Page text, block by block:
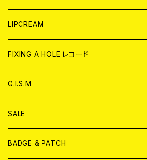
CD
ANALOG
WORLD
CD
ANALOG
JAPAN
CD
ANALOG
WORLD
CD
ANALOG
LIPCREAM
CD
アナログ
DVD
T-shirt & WEAR
FIXING A HOLE レコード
G.I.S.M
CD
ANALOG
SALE
BADGE & PATCH